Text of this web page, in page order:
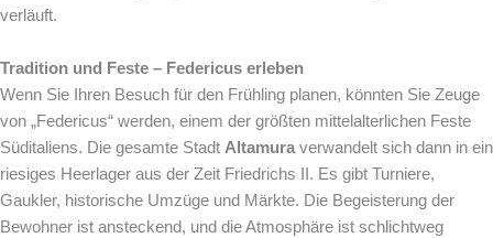
verläuft.
Tradition und Feste – Federicus erleben
Wenn Sie Ihren Besuch für den Frühling planen, könnten Sie Zeuge
von „Federicus“ werden, einem der größten mittelalterlichen Feste
Süditaliens. Die gesamte Stadt Altamura verwandelt sich dann in ein
riesiges Heerlager aus der Zeit Friedrichs II. Es gibt Turniere,
Gaukler, historische Umzüge und Märkte. Die Begeisterung der
Bewohner ist ansteckend, und die Atmosphäre ist schlichtweg